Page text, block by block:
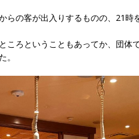
らの客が出入りするものの、21時
ころということもあってか、団体
。